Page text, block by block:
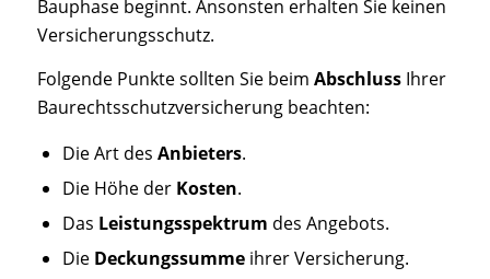
Bauphase beginnt. Ansonsten erhalten Sie keinen
Versicherungsschutz.
Folgende Punkte sollten Sie beim AbschlussIhrer
Baurechtsschutzversicherung beachten:
Die Art des Anbieters.
Die Höhe der Kosten.
Das Leistungsspektrum des Angebots.
Die Deckungssummeihrer Versicherung.